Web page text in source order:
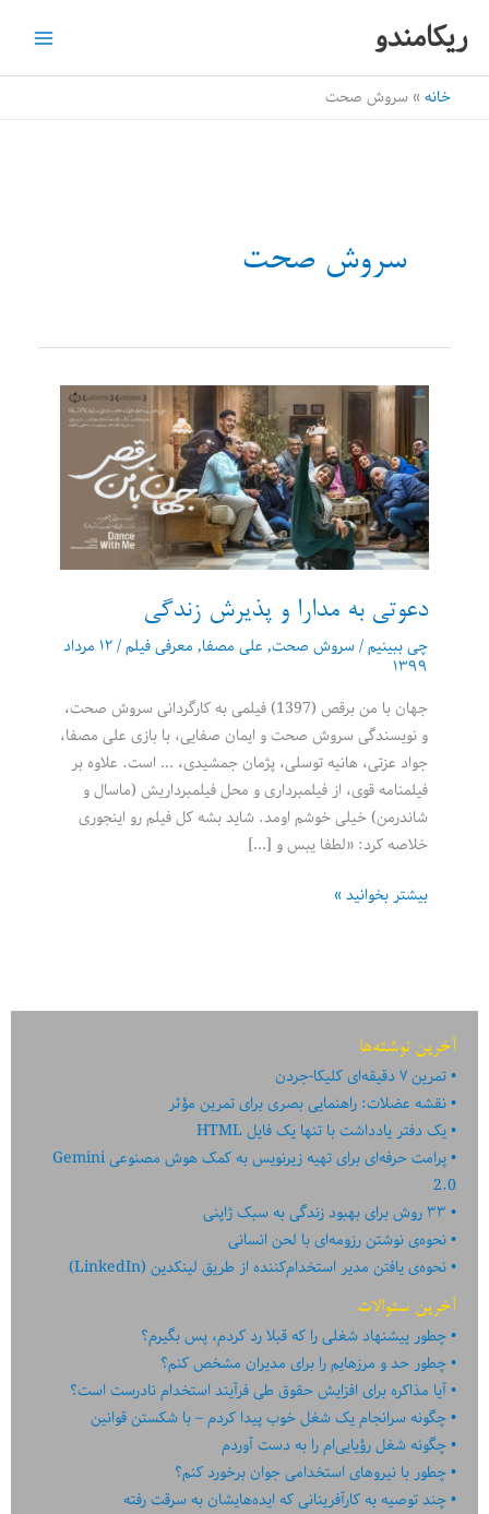
ریکامندو
خانه سروش صحت
سروش صحت
دعوتی به مدارا و پذیرش زندگی
چی ببینیم/سروش صحت, علی مصفا, معرفی فیلم/ ۱۲ مرداد
۱۳۹۹
جهان با من برقص (1397) فیلمی به کارگردانی سروش صحت،
و نویسندگی سروش صحت و ایمان صفایی، با بازی علی مصفا،
جواد عزتی، هانیه توسلی، پژمان جمشیدی، … است. علاوه بر
فیلمنامه قوی، از فیلمبرداری و محل فیلمبرداریش (ماسال و
شاندرمن) خیلی خوشم اومد. شاید بشه کل فیلم رو اینجوری
خلاصه کرد: «لطفا یبس و […]
دعوتی
بیشتر بخوانید »
آخرین نوشته‌ها
تمرین ۷ دقیقه‌ای کلیکا-جردن
نقشه عضلات: راهنمایی بصری برای تمرین مؤثر
یک دفتر یادداشت با تنها یک فایل HTML
پرامت حرفه‌ای برای تهیه زیرنویس به کمک هوش مصنوعی Gemini
2.0
۳۳ روش برای بهبود زندگی به سبک ژاپنی
نحوه‌ی نوشتن رزومه‌ای با لحن انسانی
نحوه‌ی یافتن مدیر استخدام‌کننده از طریق لینکدین (LinkedIn)
آخرین سئوالات
چطور پیشنهاد شغلی را که قبلا رد کردم، پس بگیرم؟
چطور حد و مرزهایم را برای مدیران مشخص کنم؟
آیا مذاکره برای افزایش حقوق طی فرآیند استخدام نادرست است؟
چگونه سرانجام یک شغل خوب پیدا کردم – با شکستن قوانین
چگونه شغل رؤیایی‌ام را به دست آوردم
چطور با نیروهای استخدامی جوان برخورد کنم؟
چند توصیه به کارآفرینانی که ایده‏‏‌‏‏‌هایشان به سرقت رفته